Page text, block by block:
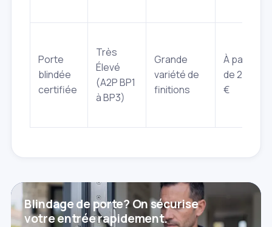
Porte
blindée
certifiée
Très
Élevé
(A2P BP1
à BP3)
Grande
variété de
finitions
À partir
de 2 000
€
Blindage de porte? On sécurise
votre entrée rapidement.